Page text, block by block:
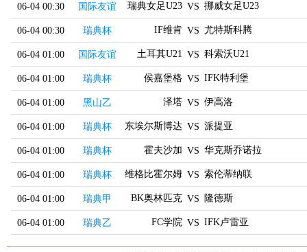
06-04 00:30 国际友谊 瑞典女足U23 VS 挪威女足U23
06-04 00:30 瑞典杯 IF维肯 VS 尤特斯科腾
06-04 01:00 国际友谊 土耳其U21 VS 科索沃U21
06-04 01:00 瑞典杯 侯嘉堡格 VS IFK特利堡
06-04 01:00 黑山乙 泽塔 VS 伊高洛
06-04 01:00 瑞典杯 东埃尔斯博达 VS 派提亚
06-04 01:00 瑞典杯 霍夫沙加 VS 华克斯乔诺拉
06-04 01:00 瑞典杯 维格比霍尔姆斯VS 索伦蒂纳联
06-04 01:00 瑞典甲 BK奥林匹克 VS 隆德斯
06-04 01:00 瑞典乙 FC学院 VS IFK卢雷亚